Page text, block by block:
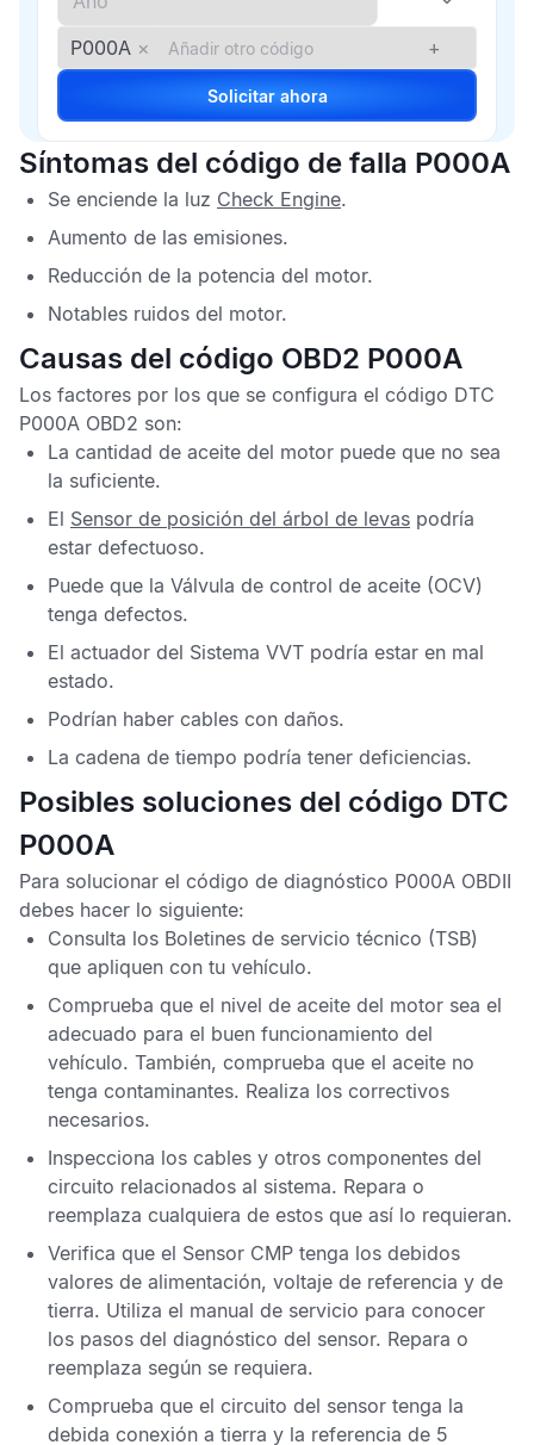
P000A × +
Solicitar ahora
Síntomas del código de falla P000A
Se enciende la luz Check Engine.
Aumento de las emisiones.
Reducción de la potencia del motor.
Notables ruidos del motor.
Causas del código OBD2 P000A
Los factores por los que se configura el código DTC
P000A OBD2 son:
La cantidad de aceite del motor puede que no sea
la suficiente.
El Sensor de posición del árbol de levas podría
estar defectuoso.
Puede que la Válvula de control de aceite (OCV)
tenga defectos.
El actuador del Sistema VVT podría estar en mal
estado.
Podrían haber cables con daños.
La cadena de tiempo podría tener deficiencias.
Posibles soluciones del código DTC
P000A
Para solucionar el código de diagnóstico P000A OBDII
debes hacer lo siguiente:
Consulta los Boletines de servicio técnico (TSB)
que apliquen con tu vehículo.
Comprueba que el nivel de aceite del motor sea el
adecuado para el buen funcionamiento del
vehículo. También, comprueba que el aceite no
tenga contaminantes. Realiza los correctivos
necesarios.
Inspecciona los cables y otros componentes del
circuito relacionados al sistema. Repara o
reemplaza cualquiera de estos que así lo requieran.
Verifica que el Sensor CMP tenga los debidos
valores de alimentación, voltaje de referencia y de
tierra. Utiliza el manual de servicio para conocer
los pasos del diagnóstico del sensor. Repara o
reemplaza según se requiera.
Comprueba que el circuito del sensor tenga la
debida conexión a tierra y la referencia de 5